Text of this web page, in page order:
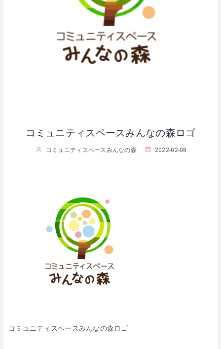
コミュニティスペースみんなの森ロゴ
コミュニティスペースみんなの森 2022-02-08
コミュニティスペースみんなの森ロゴ